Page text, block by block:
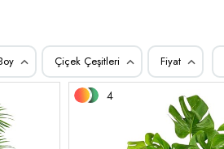
Çiçek Çeşitleri Fiyat
4